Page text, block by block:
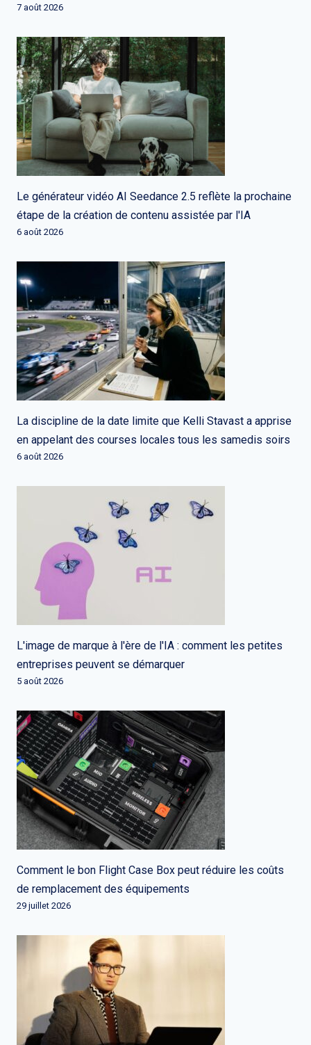
7 août 2026
Le générateur vidéo AI Seedance 2.5 reflète la prochaine
étape de la création de contenu assistée par l'IA
6 août 2026
La discipline de la date limite que Kelli Stavast a apprise
en appelant des courses locales tous les samedis soirs
6 août 2026
L'image de marque à l'ère de l'IA : comment les petites
entreprises peuvent se démarquer
5 août 2026
Comment le bon Flight Case Box peut réduire les coûts
de remplacement des équipements
29 juillet 2026